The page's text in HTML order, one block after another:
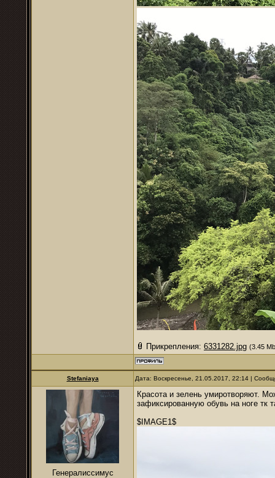
Прикрепления: 6331282.jpg (3.45
Stefaniaya Дата: Воскресенье, 21.05.2017, 22:14 |
Генералиссимус
Красота и зелень умиротворяют.
зафиксированную обувь на ноге тк
$IMAGE1$